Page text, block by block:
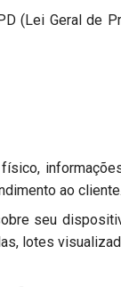
(Lei Geral de
ao cliente.
seu
lotes